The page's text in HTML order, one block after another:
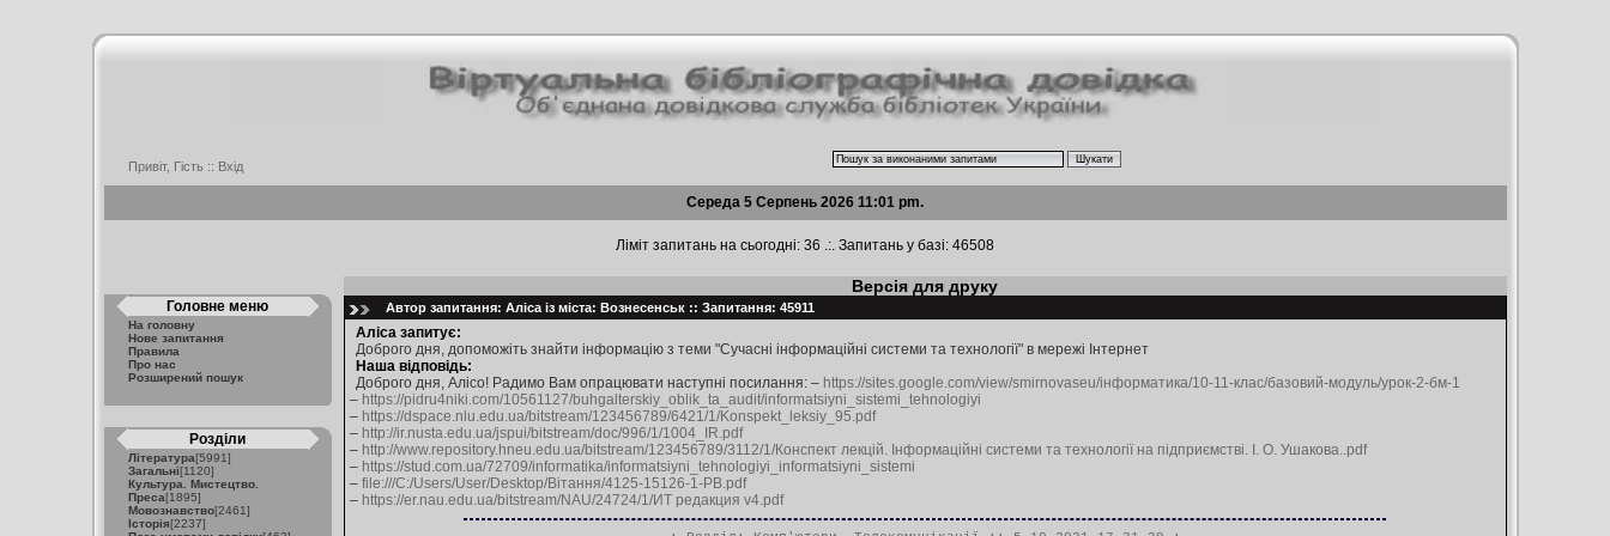
Привіт, Гість :: Вхід
Середа 5 Серпень 2026 11:01 pm.
Ліміт запитань на сьогодні: 36 .:. Запитань у базі: 46508
Головне меню
На головну
Нове запитання
Правила
Про нас
Розширений пошук
Розділи
Література[5991]
Загальні[1120]
Культура. Мистецтво.
Преса[1895]
Мовознавство[2461]
Історія[2237]
Версія для друку
Автор запитання: Аліса із міста: Вознесенськ :: Запитання: 45911
Аліса запитує:
Доброго дня, допоможіть знайти інформацію з теми "Сучасні інформаційні системи та технології" в мережі Інтернет
Наша відповідь:
Доброго дня, Алісо! Радимо Вам опрацювати наступні посилання: – https://sites.google.com/view/smirnovaseu/інформатика/10-11-клас/базовий-модуль/урок-2-бм-1
– https://pidru4niki.com/10561127/buhgalterskiy_oblik_ta_audit/informatsiyni_sistemi_tehnologiyi
– https://dspace.nlu.edu.ua/bitstream/123456789/6421/1/Konspekt_leksiy_95.pdf
– http://ir.nusta.edu.ua/jspui/bitstream/doc/996/1/1004_IR.pdf
– http://www.repository.hneu.edu.ua/bitstream/123456789/3112/1/Конспект лекцій. Інформаційні системи та технології на підприємстві. І. О. Ушакова..pdf
– https://stud.com.ua/72709/informatika/informatsiyni_tehnologiyi_informatsiyni_sistemi
– file:///C:/Users/User/Desktop/Вітання/4125-15126-1-PB.pdf
– https://er.nau.edu.ua/bitstream/NAU/24724/1/ИТ редакция v4.pdf